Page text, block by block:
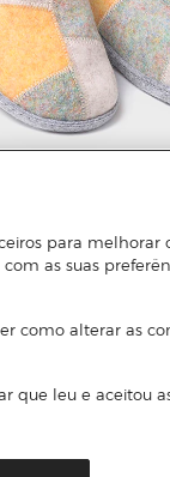
para melhorar
as suas
como alterar as
que leu e aceitou